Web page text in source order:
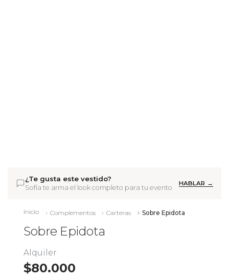
¿Te gusta este vestido?
Sofía te arma el look completo para tu evento
HABLAR →
Inicio Complementos Carteras Sobre Epidota
Sobre Epidota
Alquiler
$80.000